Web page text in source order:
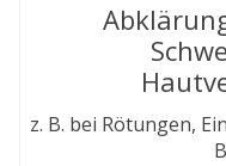
z. B. bei Rötungen,